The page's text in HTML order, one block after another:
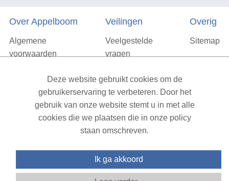
Over Appelboom
Algemene
voorwaarden
Vacatures
Contact
Veilingen
Veelgestelde
vragen
Overig
Sitemap
| All rights reserved v1.7.6 (NAD-WEB-1)
Deze website gebruikt cookies om de
gebruikerservaring te verbeteren. Door het
gebruik van onze website stemt u in met alle
cookies die we plaatsen die in onze policy
staan omschreven.
Ik ga akkoord